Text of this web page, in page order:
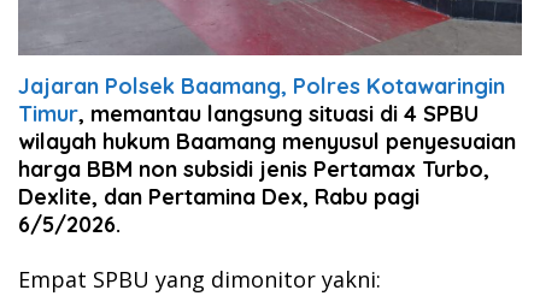
Jajaran Polsek Baamang, Polres Kotawaringin
Timur, memantau langsung situasi di 4 SPBU
wilayah hukum Baamang menyusul penyesuaian
harga BBM non subsidi jenis Pertamax Turbo,
Dexlite, dan Pertamina Dex, Rabu pagi
6/5/2026.
Empat SPBU yang dimonitor yakni: